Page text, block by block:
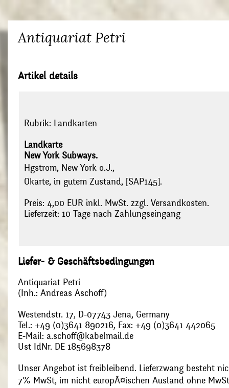
Antiquariat Petri
Artikel details
Rubrik: Landkarten
Landkarte
New York Subways.
Hgstrom, New York o.J.,
Okarte, in gutem Zustand, [SAP145].
Preis: 4,00 EUR inkl. MwSt. zzgl. Versandkosten.
Lieferzeit: 10 Tage nach Zahlungseingang
Liefer- & Geschäftsbedingungen
Antiquariat Petri
(Inh.: Andreas Aschoff)
Westendstr. 17, D-07743 Jena, Germany
Tel.: +49 (0)3641 890216, Fax: +49 (0)3641 442065
E-Mail: a.schoff@kabelmail.de
Ust IdNr. DE 185698378
Unser Angebot ist freibleibend. Lieferzwang besteht
7% MwSt, im nicht europÃ¤ischen Ausland ohne